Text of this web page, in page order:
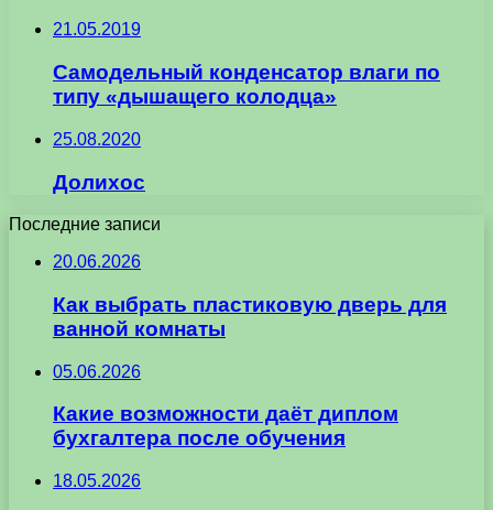
21.05.2019
Самодельный конденсатор влаги по
типу «дышащего колодца»
25.08.2020
Долихос
Последние записи
20.06.2026
Как выбрать пластиковую дверь для
ванной комнаты
05.06.2026
Какие возможности даёт диплом
бухгалтера после обучения
18.05.2026